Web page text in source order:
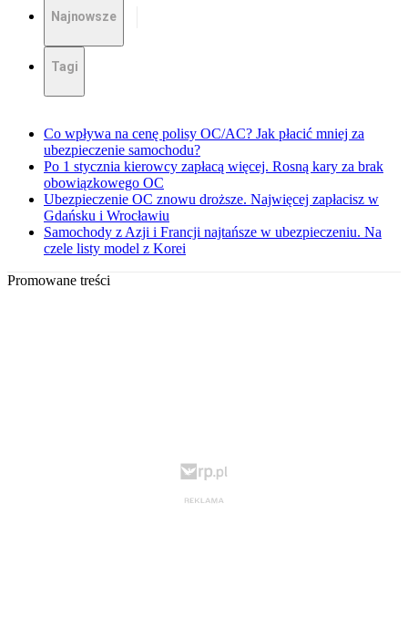
Najnowsze
Tagi
Co wpływa na cenę polisy OC/AC? Jak płacić mniej za
ubezpieczenie samochodu?
Po 1 stycznia kierowcy zapłacą więcej. Rosną kary za brak
obowiązkowego OC
Ubezpieczenie OC znowu droższe. Najwięcej zapłacisz w
Gdańsku i Wrocławiu
Samochody z Azji i Francji najtańsze w ubezpieczeniu. Na
czele listy model z Korei
Promowane treści